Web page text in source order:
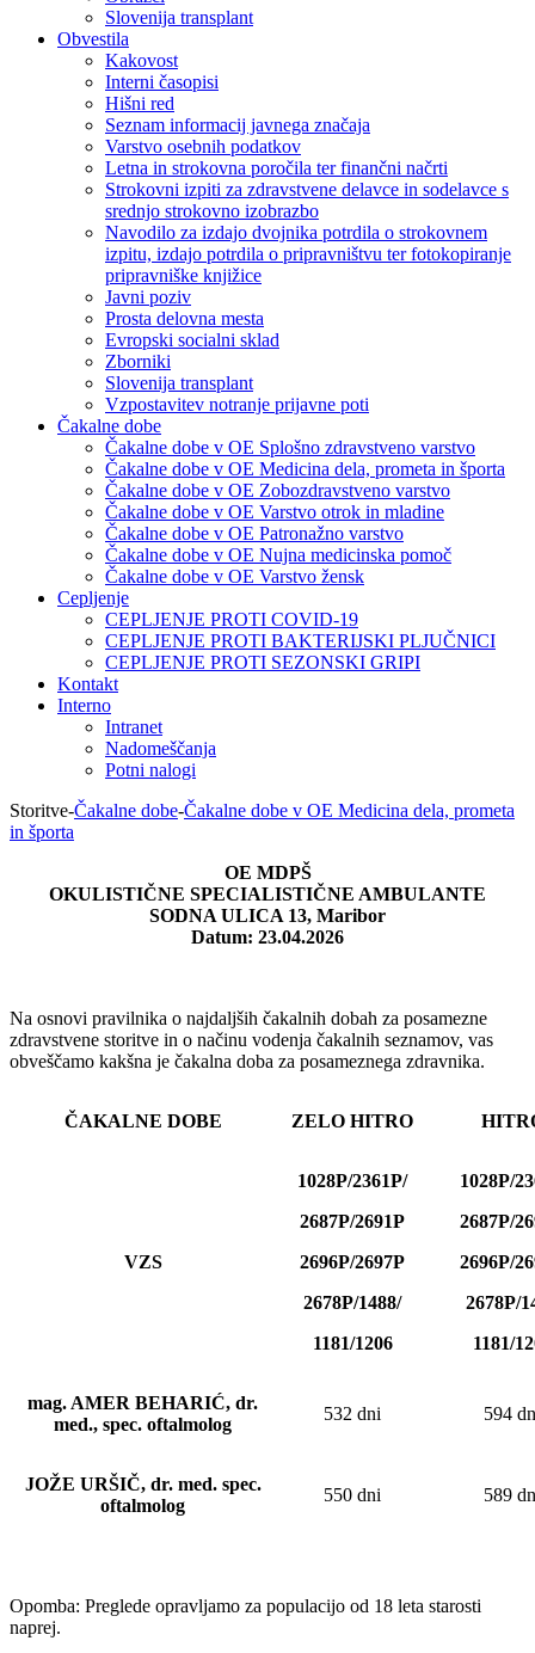
Slovenija transplant
Obvestila
Kakovost
Interni časopisi
Hišni red
Seznam informacij javnega značaja
Varstvo osebnih podatkov
Letna in strokovna poročila ter finančni načrti
Strokovni izpiti za zdravstvene delavce in sodelavce s
srednjo strokovno izobrazbo
Navodilo za izdajo dvojnika potrdila o strokovnem
izpitu, izdajo potrdila o pripravništvu ter fotokopiranje
pripravniške knjižice
Javni poziv
Prosta delovna mesta
Evropski socialni sklad
Zborniki
Slovenija transplant
Vzpostavitev notranje prijavne poti
Čakalne dobe
Čakalne dobe v OE Splošno zdravstveno varstvo
Čakalne dobe v OE Medicina dela, prometa in športa
Čakalne dobe v OE Zobozdravstveno varstvo
Čakalne dobe v OE Varstvo otrok in mladine
Čakalne dobe v OE Patronažno varstvo
Čakalne dobe v OE Nujna medicinska pomoč
Čakalne dobe v OE Varstvo žensk
Cepljenje
CEPLJENJE PROTI COVID-19
CEPLJENJE PROTI BAKTERIJSKI PLJUČNICI
CEPLJENJE PROTI SEZONSKI GRIPI
Kontakt
Interno
Intranet
Nadomeščanja
Potni nalogi
Storitve-Čakalne dobe-Čakalne dobe v OE Medicina dela, prometa
in športa
OE MDPŠ
OKULISTIČNE SPECIALISTIČNE AMBULANTE
SODNA ULICA 13, Maribor
Datum: 23.04.2026
Na osnovi pravilnika o najdaljših čakalnih dobah za posamezne
zdravstvene storitve in o načinu vodenja čakalnih seznamov, vas
obveščamo kakšna je čakalna doba za posameznega zdravnika.
ČAKALNE DOBE ZELO HITRO
VZS
1028P/2361P/
2687P/2691P
2696P/2697P
2678P/1488/
1181/1206
1028P/
2687P/
2696P/
2678P/
1181/
mag. AMER BEHARIĆ, dr.
med., spec. oftalmolog
532 dni 594
JOŽE URŠIČ, dr. med. spec.
oftalmolog
550 dni 589
Opomba: Preglede opravljamo za populacijo od 18 leta starosti
naprej.